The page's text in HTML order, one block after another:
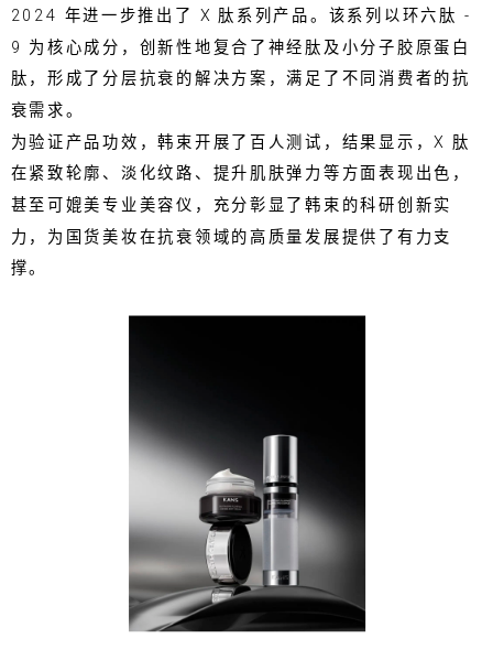
2024 年进一步推出了 X 肽系列产品。该系列以环六肽 -
9 为核心成分，创新性地复合了神经肽及小分子胶原蛋白
肽，形成了分层抗衰的解决方案，满足了不同消费者的抗
衰需求。
为验证产品功效，韩束开展了百人测试，结果显示，X 肽
在紧致轮廓、淡化纹路、提升肌肤弹力等方面表现出色，
甚至可媲美专业美容仪，充分彰显了韩束的科研创新实
力，为国货美妆在抗衰领域的高质量发展提供了有力支
撑。